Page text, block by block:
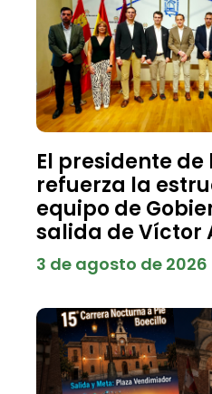
El presidente
refuerza la
equipo de
salida de Víctor
3 de agosto de 2026